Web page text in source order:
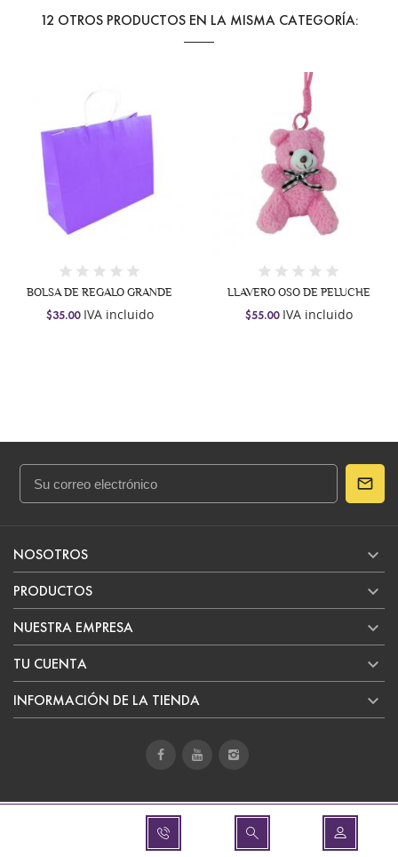
12 OTROS PRODUCTOS EN LA MISMA CATEGORÍA:
BOLSA DE REGALO GRANDE
$35.00IVA incluido
LLAVERO OSO DE PELUCHE
$55.00IVA incluido
NOSOTROS 
PRODUCTOS 
NUESTRA EMPRESA 
TU CUENTA 
INFORMACIÓN DE LA TIENDA 